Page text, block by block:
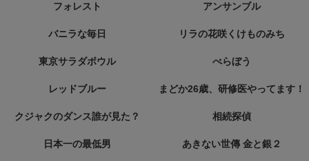
フォレスト アンサンブル
バニラな毎日 リラの花咲くけものみち
東京サラダボウル べらぼう
レッドブルー まどか26歳、研修医やってます！
クジャクのダンス誰が見た？ 相続探偵
日本一の最低男 あきない世傳 金と銀２